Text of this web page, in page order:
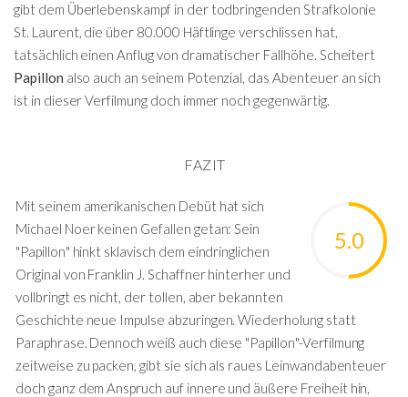
gibt dem Überlebenskampf in der todbringenden Strafkolonie
St. Laurent, die über 80.000 Häftlinge verschlissen hat,
tatsächlich einen Anflug von dramatischer Fallhöhe. Scheitert
Papillon also auch an seinem Potenzial, das Abenteuer an sich
ist in dieser Verfilmung doch immer noch gegenwärtig.
FAZIT
5.0
Mit seinem amerikanischen Debüt hat sich
Michael Noer keinen Gefallen getan: Sein
"Papillon" hinkt sklavisch dem eindringlichen
Original von Franklin J. Schaffner hinterher und
vollbringt es nicht, der tollen, aber bekannten
Geschichte neue Impulse abzuringen. Wiederholung statt
Paraphrase. Dennoch weiß auch diese "Papillon"-Verfilmung
zeitweise zu packen, gibt sie sich als raues Leinwandabenteuer
doch ganz dem Anspruch auf innere und äußere Freiheit hin,